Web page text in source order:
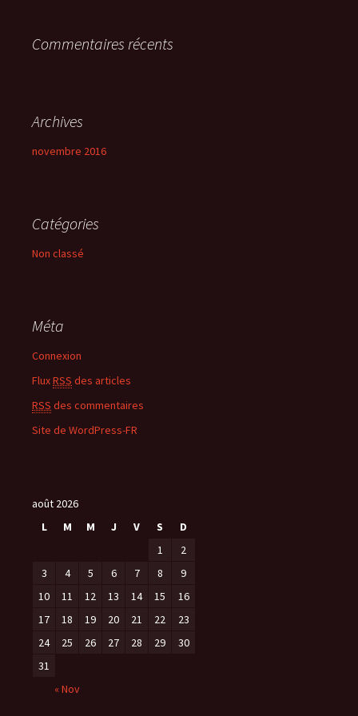
:Commentaires récents
Archives
novembre 2016
Catégories
Non classé
Méta
Connexion
FluxRSS des articles
RSS des commentaires
Site de WordPress-FR
août 2026
L
M M J V S D
« Nov
1
2
3
4 5 6 7 8
9
10
11 12 13 14 15
16
17
18 19 20 21 22
23
24
25 26 27 28 29
30
31